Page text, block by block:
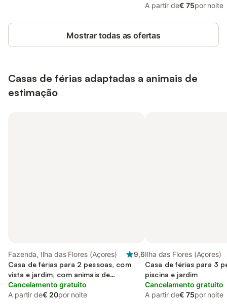
A partir de€ 75por noite
Mostrar todas as ofertas
Casas de férias adaptadas a animais de
estimação
Fazenda, Ilha das Flores (Açores)
9,6
Casa de férias para 2 pessoas, com
vista e jardim, com animais de
estimação
Cancelamento gratuito
A partir de€ 20por noite
Ilha das Flores (Açores)
Casa de férias para 3
piscina e jardim
Cancelamento gratuito
A partir de€ 75por noite